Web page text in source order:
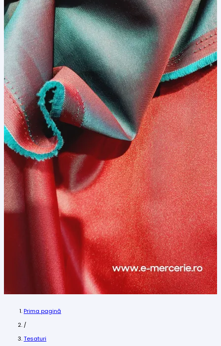
Prima pagină
/
Tesaturi